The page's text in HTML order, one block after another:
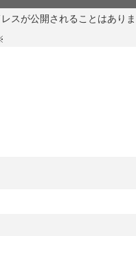
スが公開されることはあり